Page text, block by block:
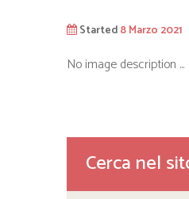
Started8 Marzo 2021
No image description ...
Cerca nel